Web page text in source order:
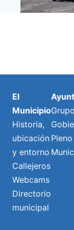
El
Municipio
Historia,
ubicación
y entorno
Callejeros
Webcams
Directorio
municipal
Pleno